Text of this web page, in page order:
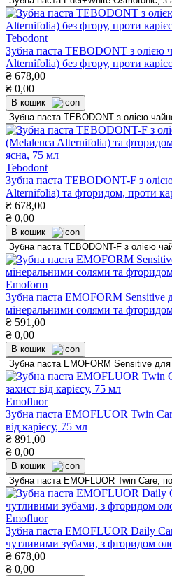
Tebodont
Зубна паста TEBODONT з олією
Alternifolia) без фтору, проти
₴ 678,00
₴ 0,00
В кошик
Tebodont
Зубна паста TEBODONT-F з
Alternifolia) та фторидом, проти
₴ 678,00
₴ 0,00
В кошик
Emoform
Зубна паста EMOFORM Sensitive
мінеральними солями та
₴ 591,00
₴ 0,00
В кошик
Emofluor
Зубна паста EMOFLUOR Twin
від карієсу, 75 мл
₴ 891,00
₴ 0,00
В кошик
Emofluor
Зубна паста EMOFLUOR Daily
чутливими зубами, з фторидом
₴ 678,00
₴ 0,00